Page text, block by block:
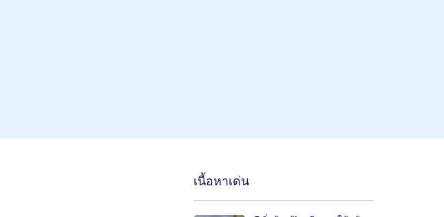
เนื้อหาเด่น